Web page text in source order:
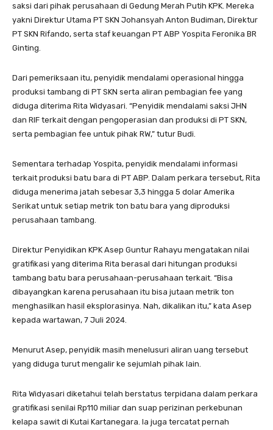
saksi dari pihak perusahaan di Gedung Merah Putih KPK. Mereka
yakni Direktur Utama PT SKN Johansyah Anton Budiman, Direktur
PT SKN Rifando, serta staf keuangan PT ABP Yospita Feronika BR
Ginting.
Dari pemeriksaan itu, penyidik mendalami operasional hingga
produksi tambang di PT SKN serta aliran pembagian fee yang
diduga diterima Rita Widyasari. “Penyidik mendalami saksi JHN
dan RIF terkait dengan pengoperasian dan produksi di PT SKN,
serta pembagian fee untuk pihak RW,” tutur Budi.
Sementara terhadap Yospita, penyidik mendalami informasi
terkait produksi batu bara di PT ABP. Dalam perkara tersebut, Rita
diduga menerima jatah sebesar 3,3 hingga 5 dolar Amerika
Serikat untuk setiap metrik ton batu bara yang diproduksi
perusahaan tambang.
Direktur Penyidikan KPK Asep Guntur Rahayu mengatakan nilai
gratifikasi yang diterima Rita berasal dari hitungan produksi
tambang batu bara perusahaan-perusahaan terkait. “Bisa
dibayangkan karena perusahaan itu bisa jutaan metrik ton
menghasilkan hasil eksplorasinya. Nah, dikalikan itu,” kata Asep
kepada wartawan, 7 Juli 2024.
Menurut Asep, penyidik masih menelusuri aliran uang tersebut
yang diduga turut mengalir ke sejumlah pihak lain.
Rita Widyasari diketahui telah berstatus terpidana dalam perkara
gratifikasi senilai Rp110 miliar dan suap perizinan perkebunan
kelapa sawit di Kutai Kartanegara. Ia juga tercatat pernah